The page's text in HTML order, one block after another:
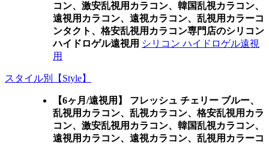
コン、激安乱視用カラコン、韓国乱視カラコン、
遠視用カラコン、遠視カラコン、乱視用カラーコ
ンタクト、格安乱視用カラコン専門店のシリコン
ハイドロゲル遠視用 シリコン ハイドロゲル遠視
用
スタイル別【Style】
【6ヶ月/遠視用】 フレッシュ チェリー ブルー、
乱視用カラコン、乱視カラコン、格安乱視用カラ
コン、激安乱視用カラコン、韓国乱視カラコン、
遠視用カラコン、遠視カラコン、乱視用カラーコ